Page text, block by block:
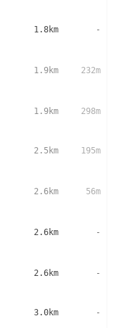
1.8km -
1.9km 232m
1.9km 298m
2.5km 195m
2.6km 56m
2.6km -
2.6km -
3.0km -